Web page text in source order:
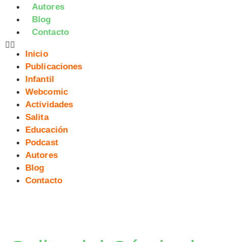
Autores
Blog
Contacto
Inicio
Publicaciones
Infantil
Webcomic
Actividades
Salita
Educación
Podcast
Autores
Blog
Contacto